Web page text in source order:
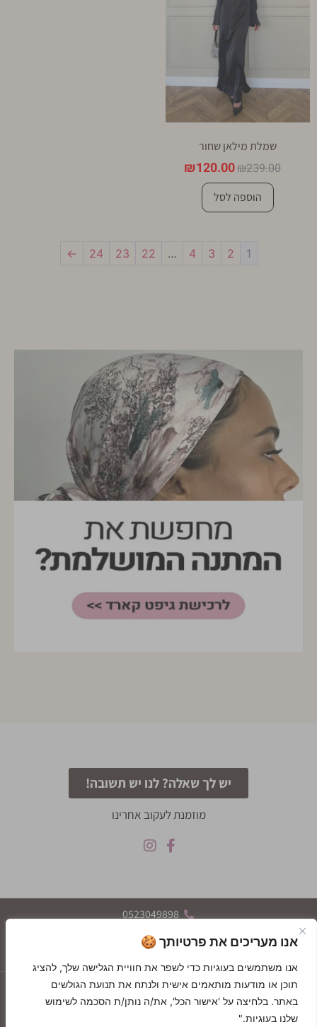
אנו מעריכים את פרטיותך 🍪
אנו משתמשים בעוגיות כדי לשפר את חוויית הגלישה שלך, להציג
תוכן או מודעות מותאמים אישית ולנתח את תנועת הגולשים
באתר. בלחיצה על 'אישור הכל', את/ה נותן/ת הסכמה לשימוש
שלנו בעוגיות."
שמלת מילאן שחור
₪239.00
₪120.00
הוספה לסל
1
2
3
4
…
22
23
24
←
יש לך שאלה? לנו יש תשובה!
מוזמנת לעקוב אחרינו
0523049898
GIFT CARDS
בלוג
יצירת קשר
GIFT CARDS